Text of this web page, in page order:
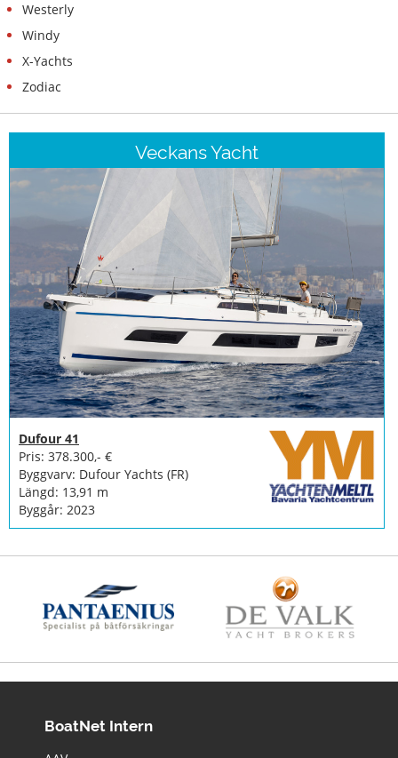
Westerly
Windy
X-Yachts
Zodiac
Veckans Yacht
Dufour 41
Pris: 378.300,- €
Byggvarv: Dufour Yachts (FR)
Längd: 13,91 m
Byggår: 2023
BoatNet Intern